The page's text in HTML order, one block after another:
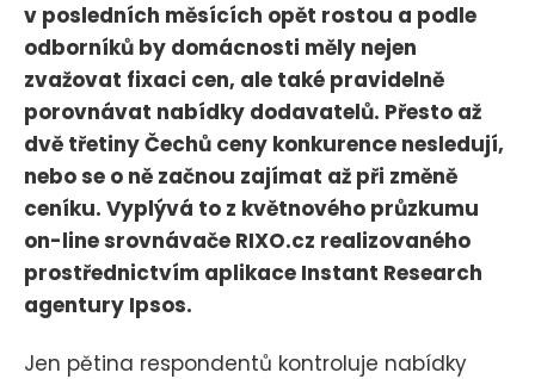
v posledních měsících opět rostou a podle
odborníků by domácnosti měly nejen
zvažovat fixaci cen, ale také pravidelně
porovnávat nabídky dodavatelů. Přesto až
dvě třetiny Čechů ceny konkurence nesledují,
nebo se o ně začnou zajímat až při změně
ceníku. Vyplývá to z květnového průzkumu
on-line srovnávače RIXO.cz realizovaného
prostřednictvím aplikace Instant Research
agentury Ipsos.
Jen pětina respondentů kontroluje nabídky